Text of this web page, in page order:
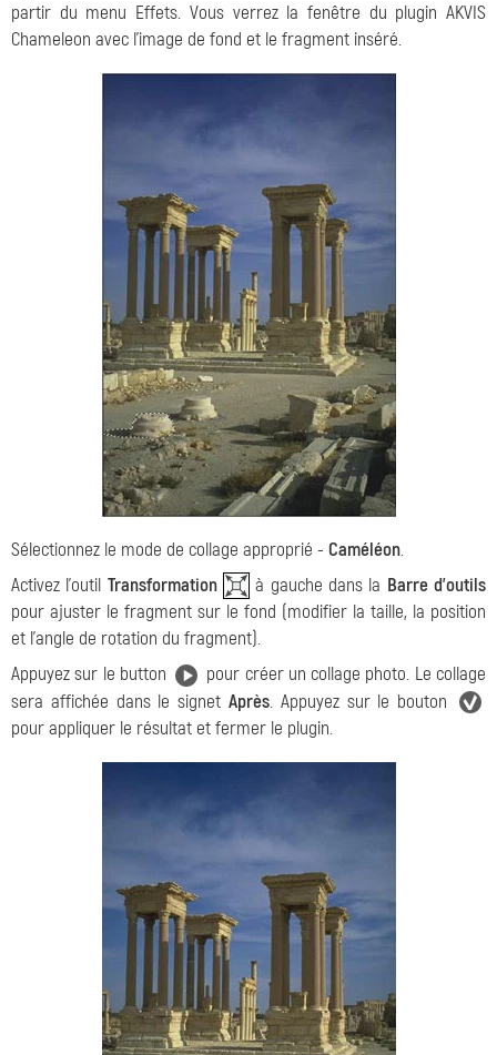
partir du menu Effets. Vous verrez la fenêtre du plugin AKVIS
Chameleon avec l'image de fond et le fragment inséré.
Sélectionnez le mode de collage approprié - Caméléon.
Activez l'outil Transformation à gauche dans la Barre d'outils
pour ajuster le fragment sur le fond (modifier la taille, la position
et l'angle de rotation du fragment).
Appuyez sur le button
pour créer un collage photo. Le collage
sera affichée dans le signet Après. Appuyez sur le bouton
pour appliquer le résultat et fermer le plugin.